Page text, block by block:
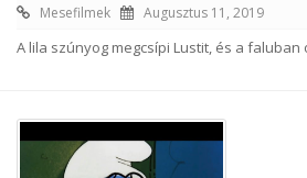
Mesefilmek Augusztus 11, 2019
A lila szúnyog megcsípi Lustit, és a